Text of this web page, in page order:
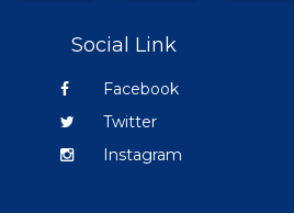
Social Link
Facebook
Twitter
Instagram